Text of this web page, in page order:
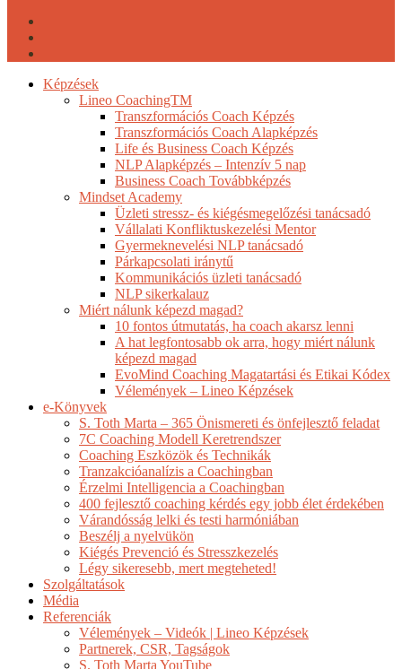
Close
Képzések
Lineo CoachingTM
Transzformációs Coach Képzés
Transzformációs Coach Alapképzés
Life és Business Coach Képzés
NLP Alapképzés – Intenzív 5 nap
Business Coach Továbbképzés
Mindset Academy
Üzleti stressz- és kiégésmegelőzési tanácsadó
Vállalati Konfliktuskezelési Mentor
Gyermeknevelési NLP tanácsadó
Párkapcsolati iránytű
Kommunikációs üzleti tanácsadó
NLP sikerkalauz
Miért nálunk képezd magad?
10 fontos útmutatás, ha coach akarsz lenni
A hat legfontosabb ok arra, hogy miért nálunk
képezd magad
EvoMind Coaching Magatartási és Etikai Kódex
Vélemények – Lineo Képzések
e-Könyvek
S. Toth Marta – 365 Önismereti és önfejlesztő feladat
7C Coaching Modell Keretrendszer
Coaching Eszközök és Technikák
Tranzakcióanalízis a Coachingban
Érzelmi Intelligencia a Coachingban
400 fejlesztő coaching kérdés egy jobb élet érdekében
Várandósság lelki és testi harmóniában
Beszélj a nyelvükön
Kiégés Prevenció és Stresszkezelés
Légy sikeresebb, mert megteheted!
Szolgáltatások
Média
Referenciák
Vélemények – Videók | Lineo Képzések
Partnerek, CSR, Tagságok
S. Toth Marta YouTube